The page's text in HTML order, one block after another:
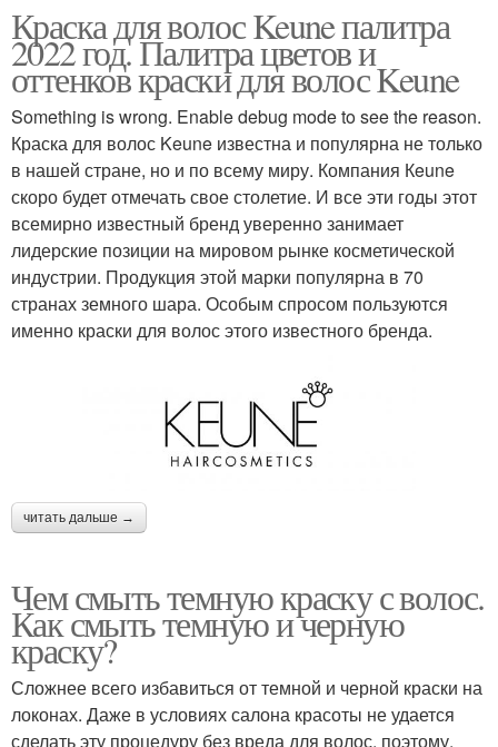
Краска для волос Keune палитра
2022 год. Палитра цветов и
оттенков краски для волос Keune
Something is wrong. Enable debug mode to see the reason.
Краска для волос Keune известна и популярна не только
в нашей стране, но и по всему миру. Компания Кeune
скоро будет отмечать свое столетие. И все эти годы этот
всемирно известный бренд уверенно занимает
лидерские позиции на мировом рынке косметической
индустрии. Продукция этой марки популярна в 70
странах земного шара. Особым спросом пользуются
именно краски для волос этого известного бренда.
читать дальше →
Чем смыть темную краску с волос.
Как смыть темную и черную
краску?
Сложнее всего избавиться от темной и черной краски на
локонах. Даже в условиях салона красоты не удается
сделать эту процедуру без вреда для волос, поэтому,